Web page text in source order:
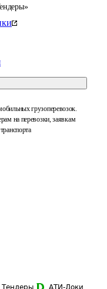
грузоперевозок.
на перевозки, заявкам
Тендеры
АТИ-Доки